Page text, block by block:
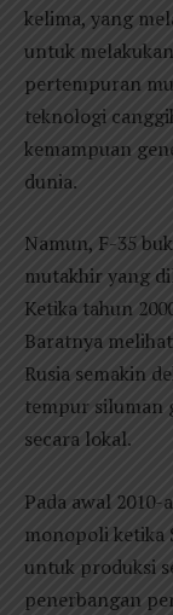
kelima, yang
untuk
pertempuran
teknologi
kemampuan
dunia.
Namun, F-35
mutakhir yang
Ketika tahun
Baratnya
Rusia semakin
tempur siluman
secara lokal.
Pada awal
monopoli ketika
untuk produksi
penerbangan